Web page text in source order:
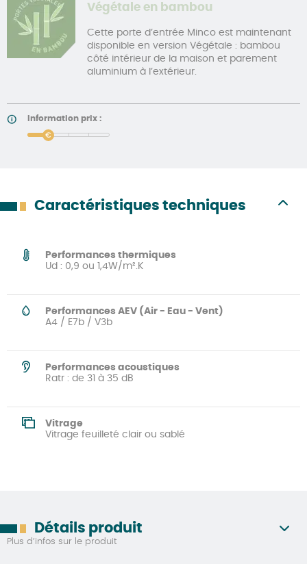
Végétale en bambou
Cette porte d’entrée Minco est maintenant
disponible en version Végétale : bambou
côté intérieur de la maison et parement
aluminium à l’extérieur.
Information prix :
Caractéristiques techniques
Performances thermiques
Ud : 0,9 ou 1,4W/m².K
Performances AEV (Air - Eau - Vent)
A4 / E7b / V3b
Performances acoustiques
Ratr : de 31 à 35 dB
Vitrage
Vitrage feuilleté clair ou sablé
Détails produit
Plus d’infos sur le produit